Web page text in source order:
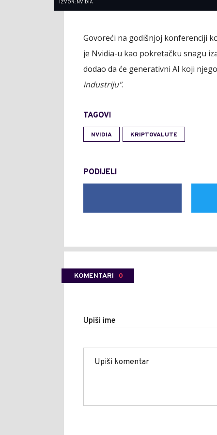
IZVOR: NVIDIA
Govoreći na godišnjoj konferenciji
je Nvidia-u kao pokretačku snagu
dodao da će generativni AI koji
industriju".
TAGOVI
NVIDIA KRIPTOVALUTE
PODIJELI
KOMENTARI 0
Upiši ime